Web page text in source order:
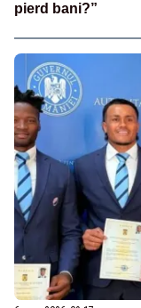
pierd bani?”